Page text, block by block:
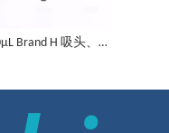
1000μL Brand H 吸头、导电、5连盒装、无菌、滤芯、低吸附